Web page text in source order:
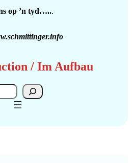
op ’n tyd…...
/ Im Aufbau